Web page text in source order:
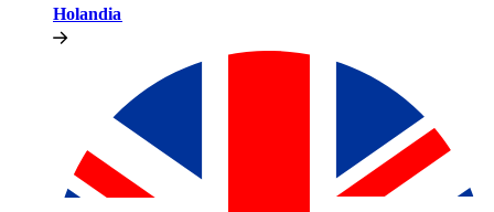
Holandia​​